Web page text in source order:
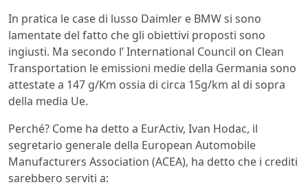
In pratica le case di lusso Daimler e BMW si sono
lamentate del fatto che gli obiettivi proposti sono
ingiusti. Ma secondo l’ International Council on Clean
Transportation le emissioni medie della Germania sono
attestate a 147 g/Km ossia di circa 15g/km al di sopra
della media Ue.
Perché? Come ha detto a EurActiv, Ivan Hodac, il
segretario generale della European Automobile
Manufacturers Association (ACEA), ha detto che i crediti
sarebbero serviti a: